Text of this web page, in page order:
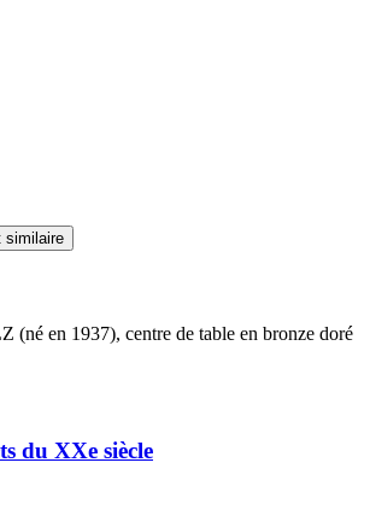
similaire
(né en 1937), centre de table en bronze doré
du XXe siècle